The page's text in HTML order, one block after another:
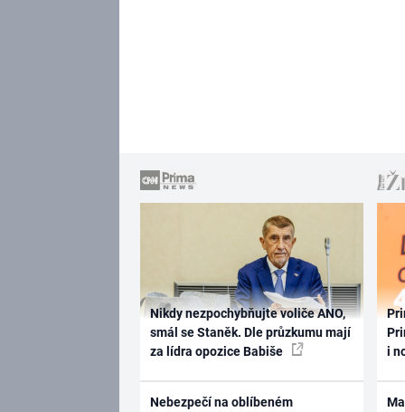
Nikdy nezpochybňujte voliče ANO,
smál se Staněk. Dle průzkumu mají
za lídra opozice Babiše
Nebezpečí na oblíbeném
i